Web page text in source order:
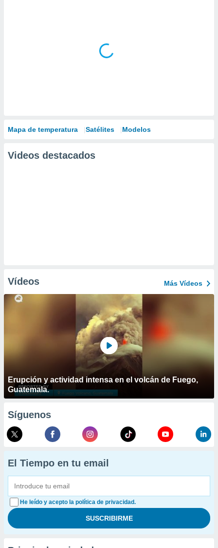
Mapa de temperatura Satélites Modelos
Videos destacados
Vídeos Más Vídeos
Erupción y actividad intensa en el volcán de Fuego,
Guatemala.
Síguenos
El Tiempo en tu email
He leído y acepto la política de privacidad.